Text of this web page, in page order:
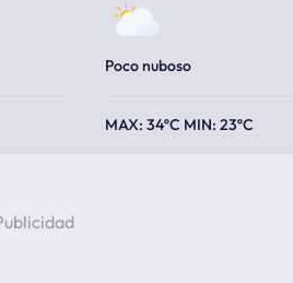
Poco nuboso
34ºC 23ºC